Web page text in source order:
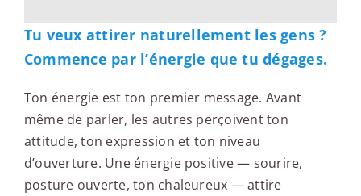
Tu veux attirer naturellement les gens ?
Commence par l’énergie que tu dégages.
Ton énergie est ton premier message. Avant
même de parler, les autres perçoivent ton
attitude, ton expression et ton niveau
d’ouverture. Une énergie positive — sourire,
posture ouverte, ton chaleureux — attire